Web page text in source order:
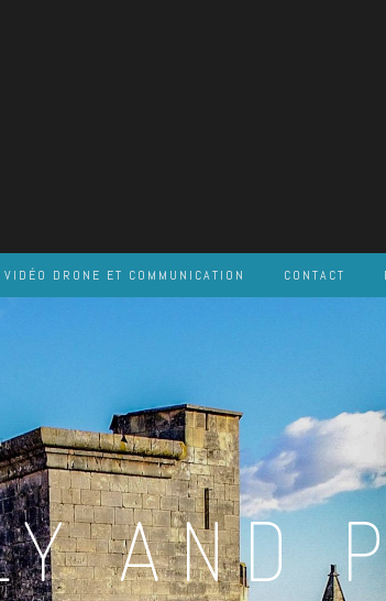
VIDÉO DRONE ET COMMUNICATION CONTACT
AND